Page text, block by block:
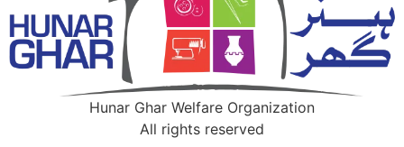
Hunar Ghar Welfare Organization
All rights reserved